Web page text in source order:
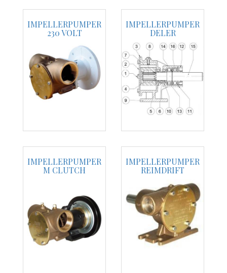
IMPELLERPUMPER
230 VOLT
IMPELLERPUMPER
DELER
IMPELLERPUMPER
M CLUTCH
IMPELLERPUMPER
REIMDRIFT